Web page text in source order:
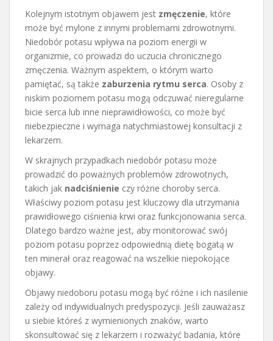
Kolejnym istotnym objawem jest zmęczenie, które
może być mylone z innymi problemami zdrowotnymi.
Niedobór potasu wpływa na poziom energii w
organizmie, co prowadzi do uczucia chronicznego
zmęczenia. Ważnym aspektem, o którym warto
pamiętać, są także zaburzenia rytmu serca. Osoby z
niskim poziomem potasu mogą odczuwać nieregularne
bicie serca lub inne nieprawidłowości, co może być
niebezpieczne i wymaga natychmiastowej konsultacji z
lekarzem.
W skrajnych przypadkach niedobór potasu może
prowadzić do poważnych problemów zdrowotnych,
takich jak nadciśnienie czy różne choroby serca.
Właściwy poziom potasu jest kluczowy dla utrzymania
prawidłowego ciśnienia krwi oraz funkcjonowania serca.
Dlatego bardzo ważne jest, aby monitorować swój
poziom potasu poprzez odpowiednią dietę bogatą w
ten minerał oraz reagować na wszelkie niepokojące
objawy.
Objawy niedoboru potasu mogą być różne i ich nasilenie
zależy od indywidualnych predyspozycji. Jeśli zauważasz
u siebie któreś z wymienionych znaków, warto
skonsultować się z lekarzem i rozważyć badania, które